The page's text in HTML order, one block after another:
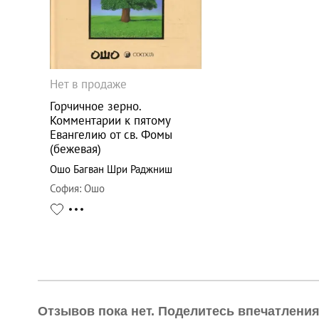
Нет в продаже
Горчичное зерно.
Комментарии к пятому
Евангелию от св. Фомы
(бежевая)
Ошо Багван Шри Раджниш
София: Ошо
Отзывов пока нет. Поделитесь